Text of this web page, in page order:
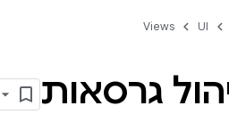
UI
Views
גרסאות